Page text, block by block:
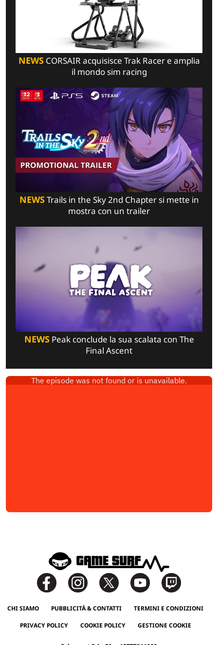
NEWSCORSAIR acquisisce Trak Racer e amplia
il mondo sim racing
NEWSTrails in the Sky 2nd Chapter si mette in
mostra con un trailer
NEWSPeak conclude la sua scalata con The
Final Ascent
CHI SIAMO PUBBLICITÀ & CONTATTI TERMINI E CONDIZIONI
PRIVACY POLICY COOKIE POLICY GESTIONE COOKIE